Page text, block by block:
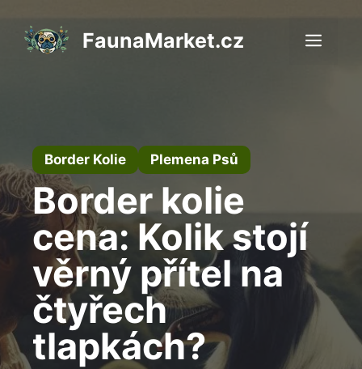
obsah
FaunaMarket.cz
Border Kolie Plemena Psů
Border kolie
cena: Kolik stojí
věrný přítel na
čtyřech
tlapkách?